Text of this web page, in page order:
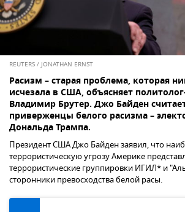
REUTERS / JONATHAN ERNST
Расизм – старая проблема, которая
исчезала в США, объясняет
Владимир Брутер. Джо Байден
приверженцы белого расизма –
Дональда Трампа.
Президент США Джо Байден заявил, что
террористическую угрозу Америке
террористические группировки ИГИЛ* и
сторонники превосходства белой расы.